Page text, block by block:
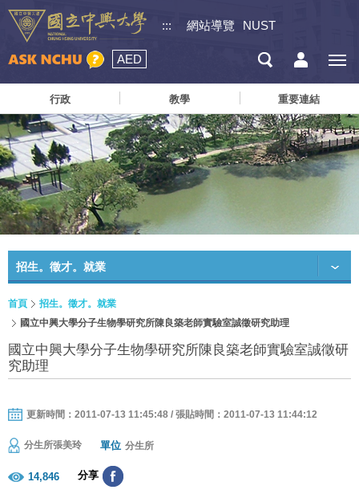
::: 網站導覽 NUST
AED
行政 教學 重要連結
招生。徵才。就業
首頁
招生。徵才。就業
國立中興大學分子生物學研究所陳良築老師實驗室誠徵研究助理
國立中興大學分子生物學研究所陳良築老師實驗室誠徵研
究助理
更新時間：2011-07-13 11:45:48 / 張貼時間：2011-07-13 11:44:12
分生所張美玲 單位 分生所
14,846 分享